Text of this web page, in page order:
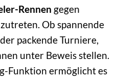
Rennen gegen
Ob spannende
packende Turniere,
unter Beweis stellen.
Funktion ermöglicht es